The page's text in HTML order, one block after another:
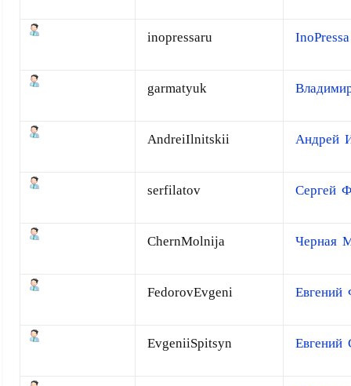
inopressaru InoPressa
garmatyuk
AndreiIlnitskii Андрей
serfilatov Сергей
ChernMolnija Черная
FedorovEvgeni Евгений
EvgeniiSpitsyn Евгений